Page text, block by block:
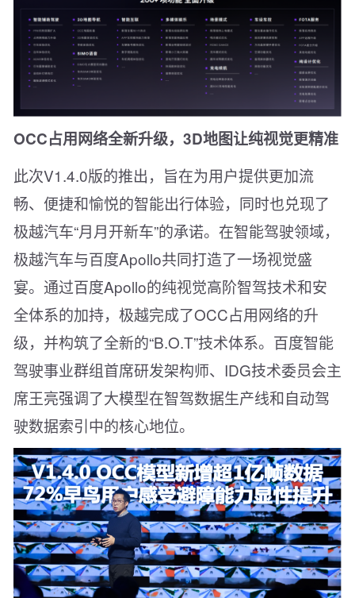
OCC占用网络全新升级，3D地图让纯视觉更精准
此次V1.4.0版的推出，旨在为用户提供更加流
畅、便捷和愉悦的智能出行体验，同时也兑现了
极越汽车“月月开新车”的承诺。在智能驾驶领域，
极越汽车与百度Apollo共同打造了一场视觉盛
宴。通过百度Apollo的纯视觉高阶智驾技术和安
全体系的加持，极越完成了OCC占用网络的升
级，并构筑了全新的“B.O.T”技术体系。百度智能
驾驶事业群组首席研发架构师、IDG技术委员会主
席王亮强调了大模型在智驾数据生产线和自动驾
驶数据索引中的核心地位。